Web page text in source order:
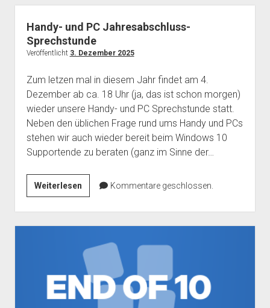
“CTF”
–
Capture
the
Handy- und PC Jahresabschluss-
Sprechstunde
Veröffentlicht 3. Dezember 2025
Zum letzen mal in diesem Jahr findet am 4.
Dezember ab ca. 18 Uhr (ja, das ist schon morgen)
wieder unsere Handy- und PC Sprechstunde statt.
Neben den üblichen Frage rund ums Handy und PCs
stehen wir auch wieder bereit beim Windows 10
Supportende zu beraten (ganz im Sinne der…
WeiterlesenHandy-
und
PC
Jahresabschluss-
Sprechstunde
Kommentare geschlossen.